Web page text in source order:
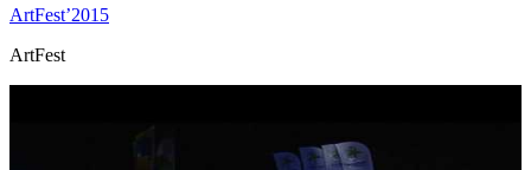
ArtFest’2015
ArtFest